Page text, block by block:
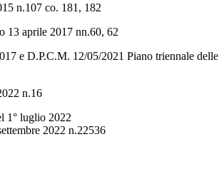
n.107 co. 181, 182
13 aprile 2017 nn.60, 62
e D.P.C.M. 12/05/2021 Piano triennale delle
n.16
1° luglio 2022
2022 n.22536